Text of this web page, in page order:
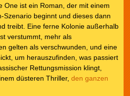
One ist ein Roman, der mit einem
Szenario beginnt und dieses dann
treibt. Eine ferne Kolonie außerhalb
verstummt, mehr als
gelten als verschwunden, und eine
um herauszufinden, was passiert
Rettungsmission klingt,
düsteren Thriller, den ganzen